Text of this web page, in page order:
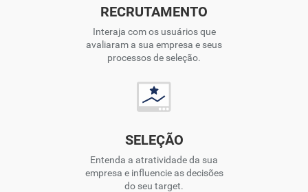
RECRUTAMENTO
Interaja com os usuários que
avaliaram a sua empresa e seus
processos de seleção.
SELEÇÃO
Entenda a atratividade da sua
empresa e influencie as decisões
do seu target.